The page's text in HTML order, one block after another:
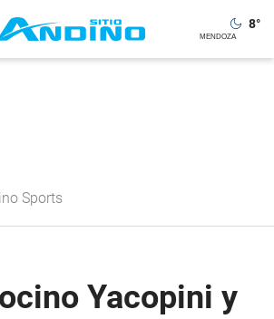
8°
Sports
Yacopini y